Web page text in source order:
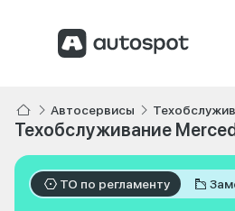
Автосервисы
Техобслуживание
ТО по регламенту